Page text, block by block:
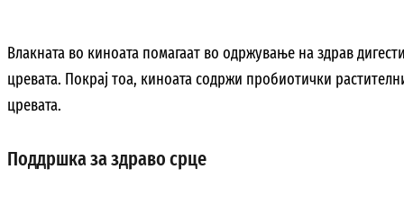
Влакната во киноата помагаат во одржување на здрав
цревата. Покрај тоа, киноата содржи пробиотички
цревата.
Поддршка за здраво срце